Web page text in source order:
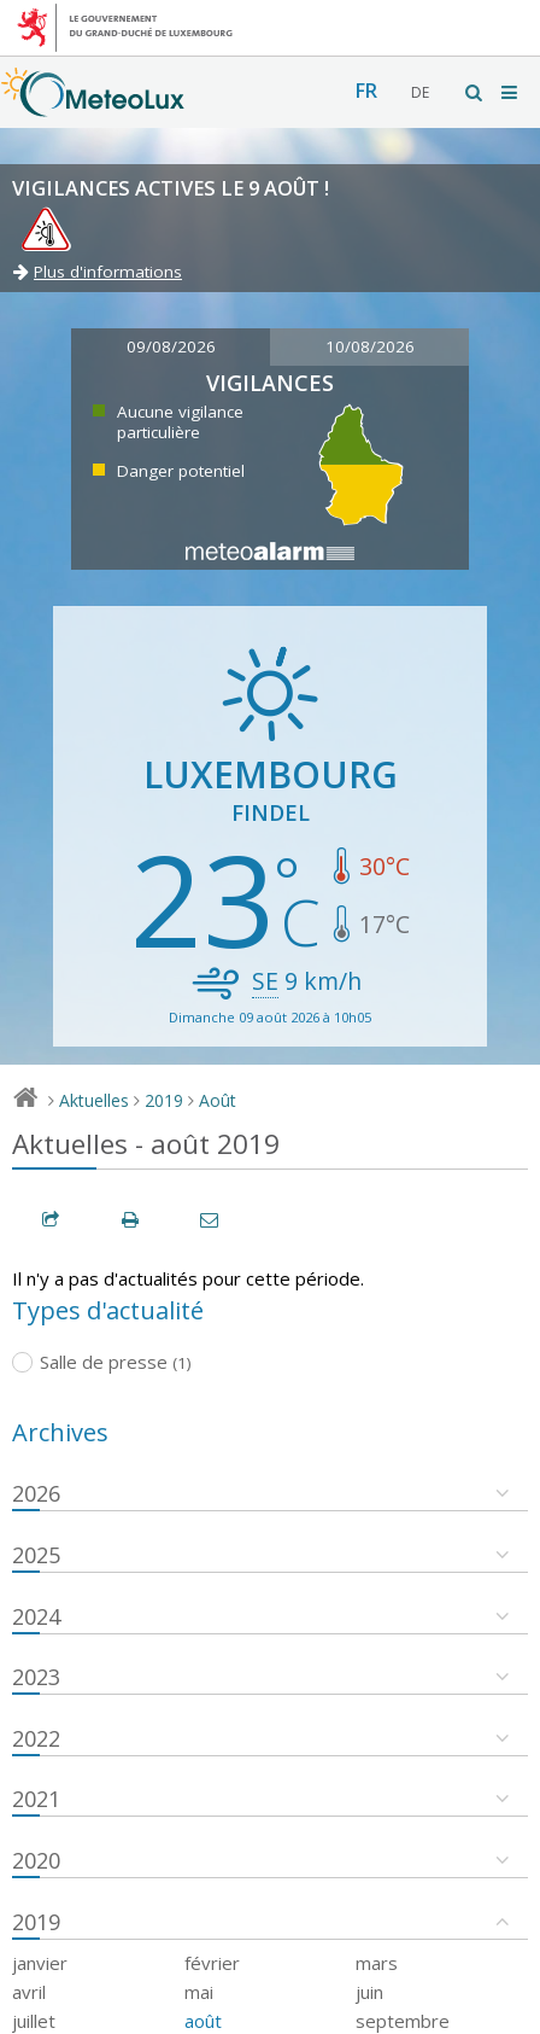
FR DE
VIGILANCES ACTIVES LE 9 AOÛT !
Plus d'informations
09/08/2026 10/08/2026
VIGILANCES
Aucune vigilance
particulière
Danger potentiel
LUXEMBOURG
FINDEL
23 30°C
17°C
SE 9 km/h
Dimanche 09 août 2026 à 10h05
> Aktuelles > 2019 > Août
Aktuelles - août 2019
Il n'y a pas d'actualités pour cette période.
Types d'actualité
Salle de presse (1)
Archives
2026
2025
2024
2023
2022
2021
2020
2019
janvier février
mars
avril
mai
juin
juillet
août
septembre